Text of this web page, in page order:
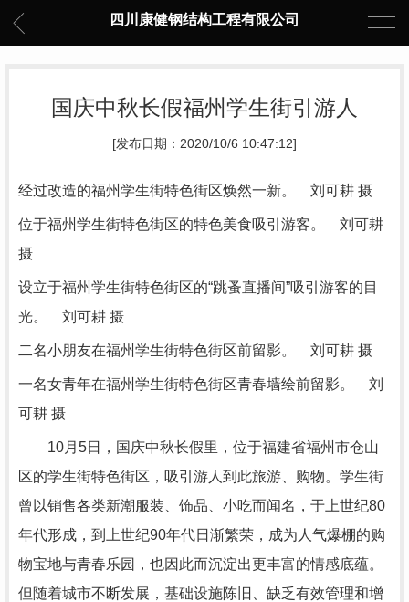
四川康健钢结构工程有限公司
国庆中秋长假福州学生街引游人
[发布日期：2020/10/6 10:47:12]
经过改造的福州学生街特色街区焕然一新。 刘可耕 摄
位于福州学生街特色街区的特色美食吸引游客。 刘可耕
摄
设立于福州学生街特色街区的“跳蚤直播间”吸引游客的目
光。 刘可耕 摄
二名小朋友在福州学生街特色街区前留影。 刘可耕 摄
一名女青年在福州学生街特色街区青春墙绘前留影。 刘
可耕 摄
10月5日，国庆中秋长假里，位于福建省福州市仓山
区的学生街特色街区，吸引游人到此旅游、购物。学生街
曾以销售各类新潮服装、饰品、小吃而闻名，于上世纪80
年代形成，到上世纪90年代日渐繁荣，成为人气爆棚的购
物宝地与青春乐园，也因此而沉淀出更丰富的情感底蕴。
但随着城市不断发展，基础设施陈旧、缺乏有效管理和增